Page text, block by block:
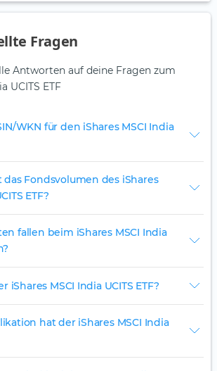
Fragen
Antworten auf deine Fragen zum
UCITS ETF
WKN für den iShares MSCI India
Fondsvolumen des iShares
ETF?
fallen beim iShares MSCI India
iShares MSCI India UCITS ETF?
hat der iShares MSCI India